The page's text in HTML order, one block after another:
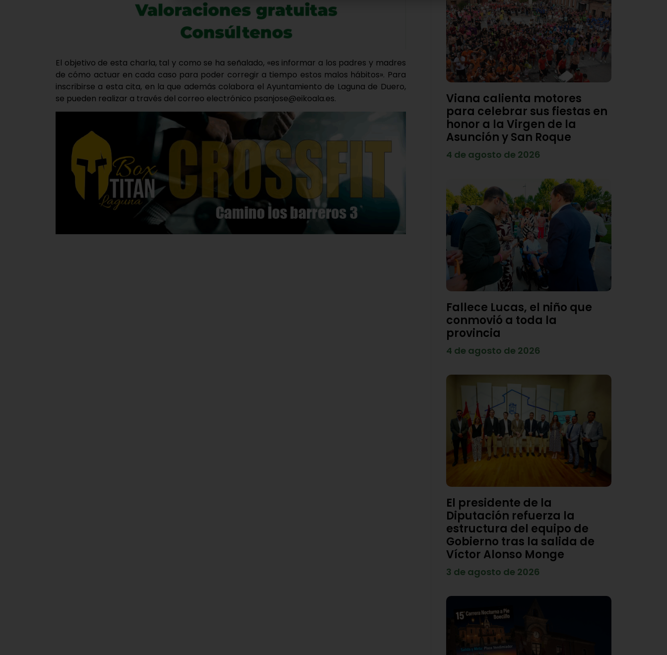
El objetivo de esta charla, tal y como se ha señalado, «es informar a los padres y madres
de cómo actuar en cada caso para poder corregir a tiempo estos malos hábitos». Para
inscribirse a esta cita, en la que además colabora el Ayuntamiento de Laguna de Duero,
se pueden realizar a través del correo electrónico psanjose@eikoala.es.
Viana calienta motores
para celebrar sus fiestas en
honor a la Virgen de la
Asunción y San Roque
4 de agosto de 2026
Fallece Lucas, el niño que
conmovió a toda la
provincia
4 de agosto de 2026
El presidente de la
Diputación refuerza la
estructura del equipo de
Gobierno tras la salida de
Víctor Alonso Monge
3 de agosto de 2026